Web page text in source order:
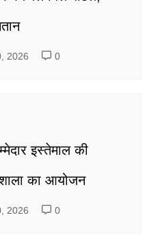
2026 0
इस्तेमाल की
का आयोजन
2026 0